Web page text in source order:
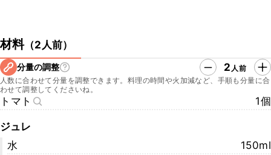
材料（2人前）
分量の調整 2 人前
人数に合わせて分量を調整できます。料理の時間や火加減など、手順も分量に合
わせて調整してくださいね。
トマト 1個
ジュレ
水
150ml